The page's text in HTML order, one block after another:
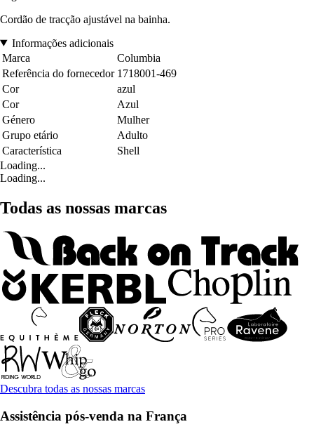
Cordão de tracção ajustável na bainha.
Informações adicionais
Marca
Columbia
Referência do fornecedor 1718001-469
Cor
azul
Cor
Azul
Género
Mulher
Grupo etário
Adulto
Característica
Shell
Loading...
Loading...
Todas as nossas marcas
Descubra todas as nossas marcas
Assistência pós-venda na França